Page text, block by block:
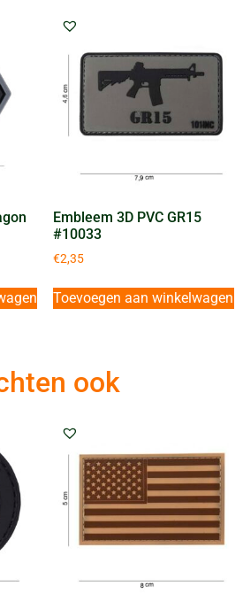
Embleem 3D PVC GR15
#10033
€2,35
Toevoegen aan winkelwagen
ook